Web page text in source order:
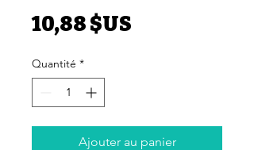
10,88 $US
Quantité *
Ajouter au panier